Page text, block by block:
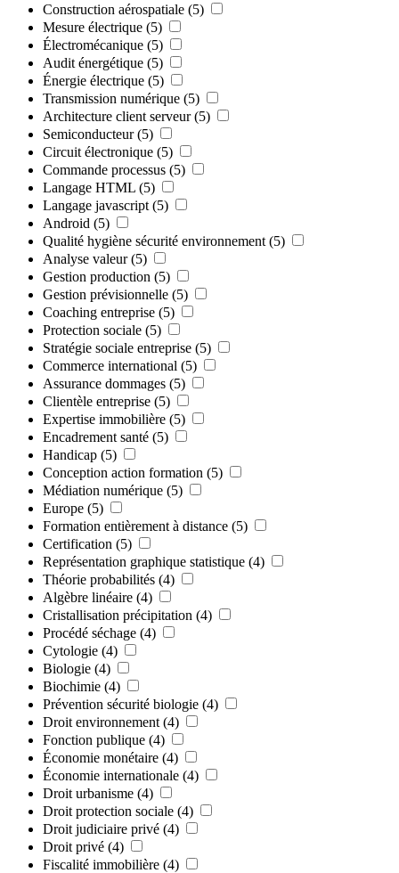
Construction aérospatiale (5)
Mesure électrique (5)
Électromécanique (5)
Audit énergétique (5)
Énergie électrique (5)
Transmission numérique (5)
Architecture client serveur (5)
Semiconducteur (5)
Circuit électronique (5)
Commande processus (5)
Langage HTML (5)
Langage javascript (5)
Android (5)
Qualité hygiène sécurité environnement (5)
Analyse valeur (5)
Gestion production (5)
Gestion prévisionnelle (5)
Coaching entreprise (5)
Protection sociale (5)
Stratégie sociale entreprise (5)
Commerce international (5)
Assurance dommages (5)
Clientèle entreprise (5)
Expertise immobilière (5)
Encadrement santé (5)
Handicap (5)
Conception action formation (5)
Médiation numérique (5)
Europe (5)
Formation entièrement à distance (5)
Certification (5)
Représentation graphique statistique (4)
Théorie probabilités (4)
Algèbre linéaire (4)
Cristallisation précipitation (4)
Procédé séchage (4)
Cytologie (4)
Biologie (4)
Biochimie (4)
Prévention sécurité biologie (4)
Droit environnement (4)
Fonction publique (4)
Économie monétaire (4)
Économie internationale (4)
Droit urbanisme (4)
Droit protection sociale (4)
Droit judiciaire privé (4)
Droit privé (4)
Fiscalité immobilière (4)